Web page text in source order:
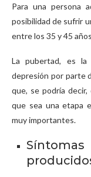
Para una persona
posibilidad de sufrir
entre los 35 y 45
La pubertad, es la
depresión por parte
que, se podría
que sea una etapa
muy importantes.